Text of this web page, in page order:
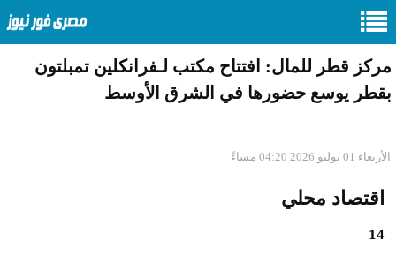
مركز قطر للمال: افتتاح مكتب لـفرانكلين تمبلتون
بقطر يوسع حضورها في الشرق الأوسط
الأربعاء 01 يوليو 2026 04:20 مساءً
اقتصاد محلي
14